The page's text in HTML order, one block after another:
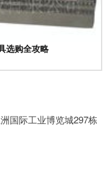
选购全攻略
国际工业博览城297栋